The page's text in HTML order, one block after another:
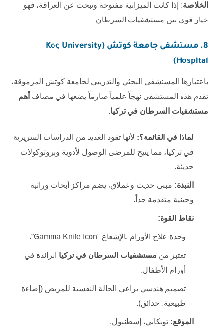
الخلاصة: إذا كانت الميزانية مفتوحة وتبحث عن العراقة، فهو
خيار قوي بين مستشفيات السرطان
8. مستشفى جامعة كوتش (Koç University
Hospital)
باعتبارها المستشفى البحثي والتدريبي لجامعة كوتش المرموقة،
تقدم هذه المستشفى نهجاً علمياً صارماً يضعها في مصاف أهم
مستشفيات السرطان في تركيا.
لماذا في القائمة؟: لأنها تقود العديد من الدراسات السريرية
في تركيا، مما يتيح للمرضى الوصول لأدوية وبروتوكولات
حديثة.
النبذة: مبنى حديث وعملاق، يضم مراكز أبحاث وراثية
وجينية متقدمة جداً.
نقاط القوة:
وحدة علاج الأورام بالإشعاع “Gamma Knife Icon”.
تعتبر من مستشفيات السرطان في تركيا الرائدة في
أورام الأطفال.
تصميم هندسي يراعي الحالة النفسية للمريض (إضاءة
طبيعية، حدائق).
الموقع: توبكابي، إسطنبول.